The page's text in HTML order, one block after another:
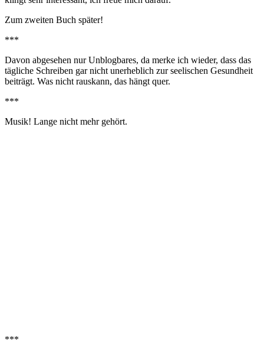
Zum zweiten Buch später!
***
Davon abgesehen nur Unblogbares, da merke ich wieder, dass das
tägliche Schreiben gar nicht unerheblich zur seelischen Gesundheit
beiträgt. Was nicht rauskann, das hängt quer.
***
Musik! Lange nicht mehr gehört.
***